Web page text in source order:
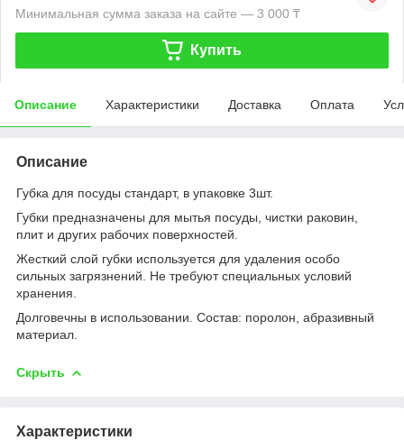
Минимальная сумма заказа на сайте — 3 000 ₸
Купить
Описание Характеристики Доставка Оплата
Описание
Губка для посуды стандарт, в упаковке 3шт.
Губки предназначены для мытья посуды, чистки раковин,
плит и других рабочих поверхностей.
Жесткий слой губки используется для удаления особо
сильных загрязнений. Не требуют специальных условий
хранения.
Долговечны в использовании. Состав: поролон, абразивный
материал.
Скрыть
Характеристики